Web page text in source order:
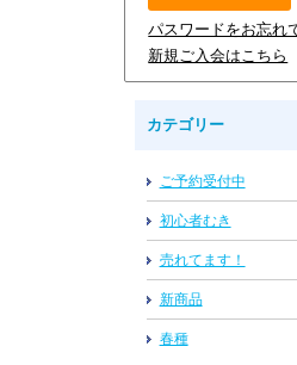
パスワードをお忘れ
新規ご入会はこちら
カテゴリー
ご予約受付中
初心者むき
売れてます！
新商品
春種